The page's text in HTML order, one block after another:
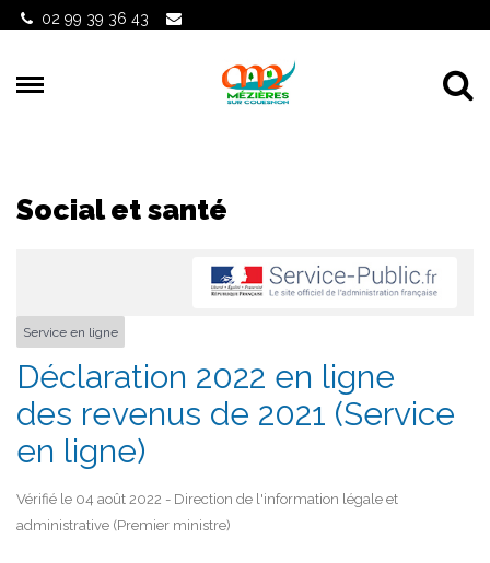
Gestion des traceurs
02 99 39 36 43
Social et santé
Service en ligne
Déclaration 2022 en ligne
des revenus de 2021 (Service
en ligne)
Vérifié le 04 août 2022 - Direction de l'information légale et
administrative (Premier ministre)